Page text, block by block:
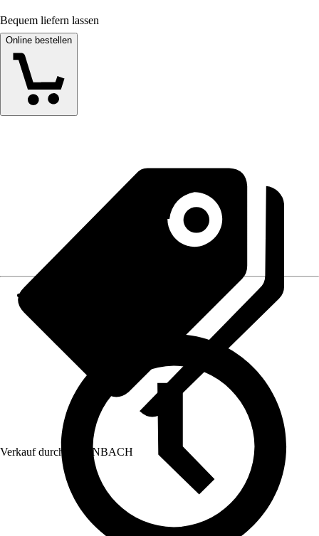
Bequem liefern lassen
Online bestellen
Verkauf durch: HORNBACH